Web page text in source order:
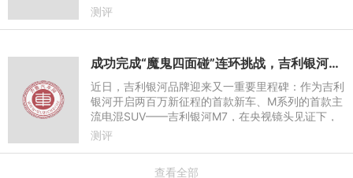
试炼。
测评
成功完成“魔鬼四面碰”连环挑战，吉利银河M7定义家庭出行安全底气
近日，吉利银河品牌迎来又一重要里程碑：作为吉利
银河开启两百万新征程的首款新车、M系列的首款主
流电混SUV——吉利银河M7，在央视镜头见证下，
成功完成主流电混SUV行业首次“魔鬼四面碰”连环碰
测评
查看全部